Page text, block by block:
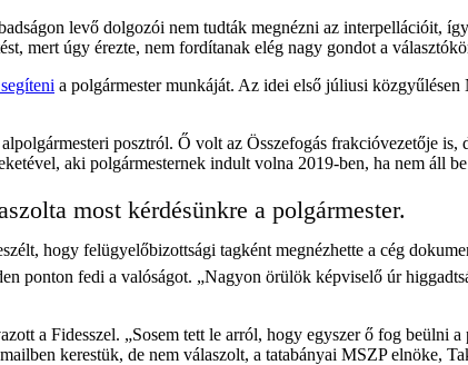
levő dolgozói nem tudták megnézni az interpellációit,
mert úgy érezte, nem fordítanak elég nagy gondot a
a polgármester munkáját. Az idei első júliusi
posztról. Ő volt az Összefogás frakcióvezetője is,
aki polgármesternek indult volna 2019-ben, ha nem áll
most kérdésünkre a polgármester.
hogy felügyelőbizottsági tagként megnézhette a cég
ponton fedi a valóságot. „Nagyon örülök képviselő úr
a Fidesszel. „Sosem tett le arról, hogy egyszer ő fog beülni
kerestük, de nem válaszolt, a tatabányai MSZP elnöke,